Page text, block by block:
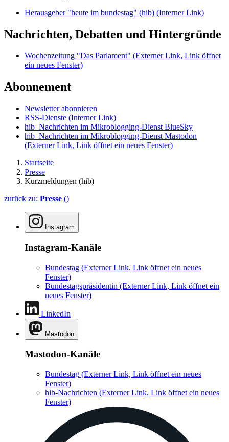
Herausgeber "heute im bundestag" (hib) (Interner Link)
Nachrichten, Debatten und Hintergründe
Wochenzeitung "Das Parlament" (Externer Link, Link öffnet
ein neues Fenster)
Abonnement
Newsletter abonnieren
RSS-Dienste (Interner Link)
hib_Nachrichten im Mikroblogging-Dienst BlueSky
hib_Nachrichten im Mikroblogging-Dienst Mastodon
(Externer Link, Link öffnet ein neues Fenster)
Startseite
Presse
Kurzmeldungen (hib)
zurück zu: Presse ()
Instagram
Instagram-Kanäle
Bundestag (Externer Link, Link öffnet ein neues
Fenster)
Bundestagspräsidentin (Externer Link, Link öffnet ein
neues Fenster)
LinkedIn
Mastodon
Mastodon-Kanäle
Bundestag (Externer Link, Link öffnet ein neues
Fenster)
hib-Nachrichten (Externer Link, Link öffnet ein neues
Fenster)